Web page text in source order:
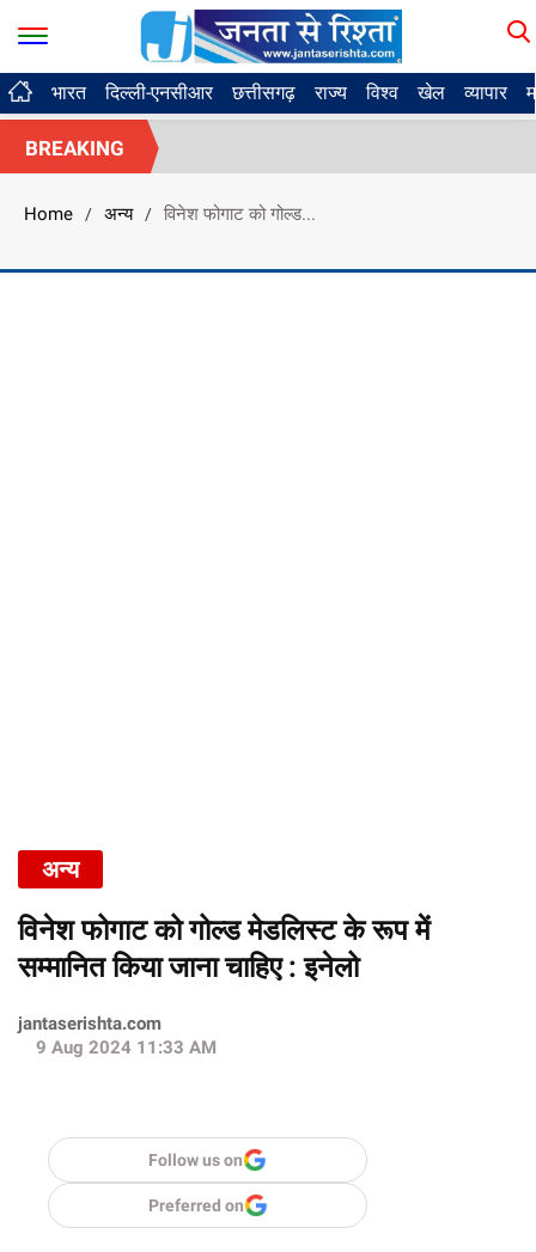
भारत दिल्ली-एनसीआर छत्तीसगढ़ राज्य विश्व खेल व्यापार
BREAKING
Home / अन्य / विनेश फोगाट को गोल्ड...
अन्य
विनेश फोगाट को गोल्ड मेडलिस्ट के रूप में
सम्मानित किया जाना चाहिए : इनेलो
jantaserishta.com
9 Aug 2024 11:33 AM
Follow us on
Preferred on